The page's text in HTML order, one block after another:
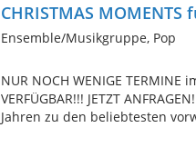
CHRISTMAS
Ensemble/Musikgruppe, Pop
NUR NOCH WENIGE TERMINE
VERFÜGBAR!!! JETZT
Jahren zu den beliebtesten